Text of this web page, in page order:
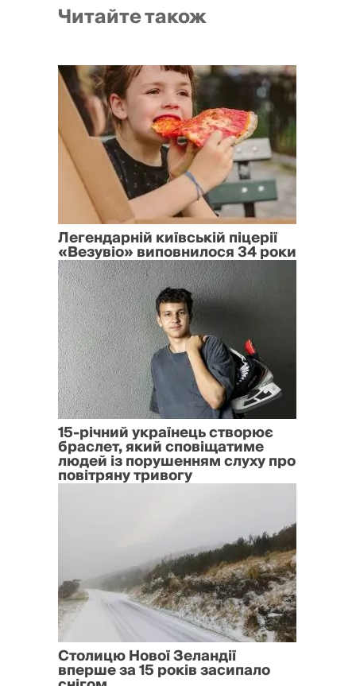
Читайте також
Легендарній київській піцерії
«Везувіо» виповнилося 34 роки
15-річний українець створює
браслет, який сповіщатиме
людей із порушенням слуху про
повітряну тривогу
Столицю Нової Зеландії
вперше за 15 років засипало